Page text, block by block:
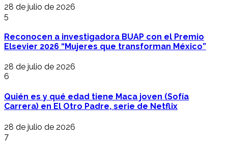
28 de julio de 2026
5
Reconocen a investigadora BUAP con el Premio
Elsevier 2026 “Mujeres que transforman México”
28 de julio de 2026
6
Quién es y qué edad tiene Maca joven (Sofía
Carrera) en El Otro Padre, serie de Netflix
28 de julio de 2026
7